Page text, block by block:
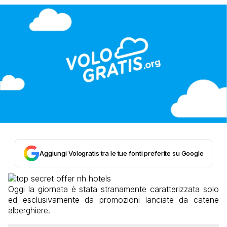
Aggiungi Vologratis tra le tue fonti preferite su Google
Oggi la giornata è stata stranamente caratterizzata solo
ed esclusivamente da promozioni lanciate da catene
alberghiere.